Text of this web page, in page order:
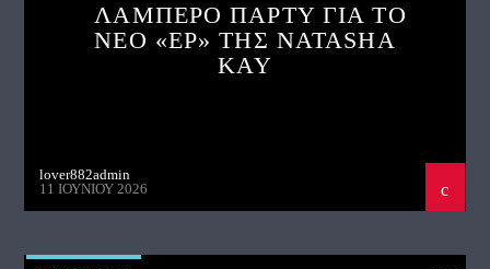
ΛΑΜΠΕΡΟ ΠΑΡΤΥ ΓΙΑ ΤΟ
ΝΕΟ «EP» ΤΗΣ NATASHA
KAY
lover882admin
11 ΙΟΥΝΊΟΥ 2026